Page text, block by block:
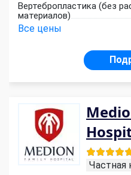
Вертебропластика (без
материалов)
Все цены
Частная